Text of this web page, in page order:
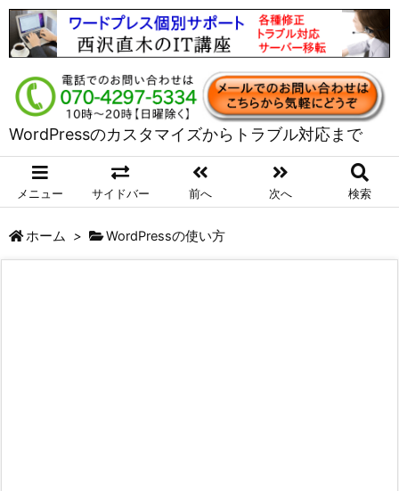
WordPressのカスタマイズからトラブル対応まで
メニュー サイドバー 前へ 次へ 検索
ホーム > WordPressの使い方